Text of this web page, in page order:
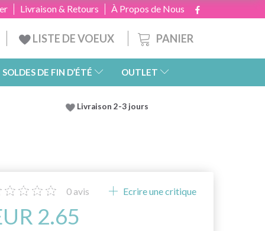
À Propos de Nous
Livraison & Retours
PANIER
LISTE DE VOEUX
SOLDES DE FIN D’ÉTÉ OUTLET
Livraison 2-3 jours
0 avis Ecrire une critique
2.65